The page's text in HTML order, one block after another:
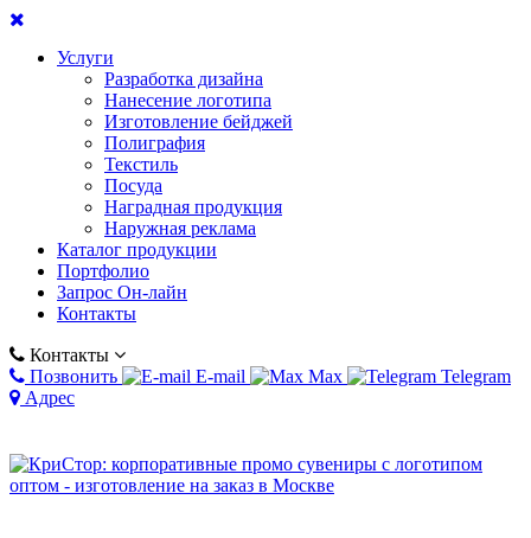
Услуги
Разработка дизайна
Нанесение логотипа
Изготовление бейджей
Полиграфия
Текстиль
Посуда
Наградная продукция
Наружная реклама
Каталог продукции
Портфолио
Запрос Он-лайн
Контакты
Контакты
Позвонить
E-mail Max
Telegram
Адрес